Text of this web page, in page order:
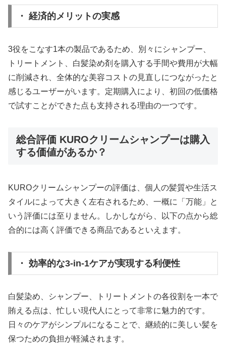
・ 経済的メリットの実感
3役をこなす1本の製品であるため、別々にシャンプー、
トリートメント、白髪染め剤を購入する手間や費用が大幅
に削減され、全体的な美容コストの見直しにつながったと
感じるユーザーがいます。定期購入により、初回の低価格
で試すことができた点も支持される理由の一つです。
総合評価 KUROクリームシャンプーは購入
する価値があるか？
KUROクリームシャンプーの評価は、個人の髪質や生活ス
タイルによって大きく左右されるため、一概に「万能」と
いう評価には至りません。しかしながら、以下の点から総
合的には高く評価できる商品であるといえます。
・ 効率的な3-in-1ケアが実現する利便性
白髪染め、シャンプー、トリートメントの各役割を一本で
賄える点は、忙しい現代人にとって非常に魅力的です。
日々のケアがシンプルになることで、継続的に美しい髪を
保つための負担が軽減されます。